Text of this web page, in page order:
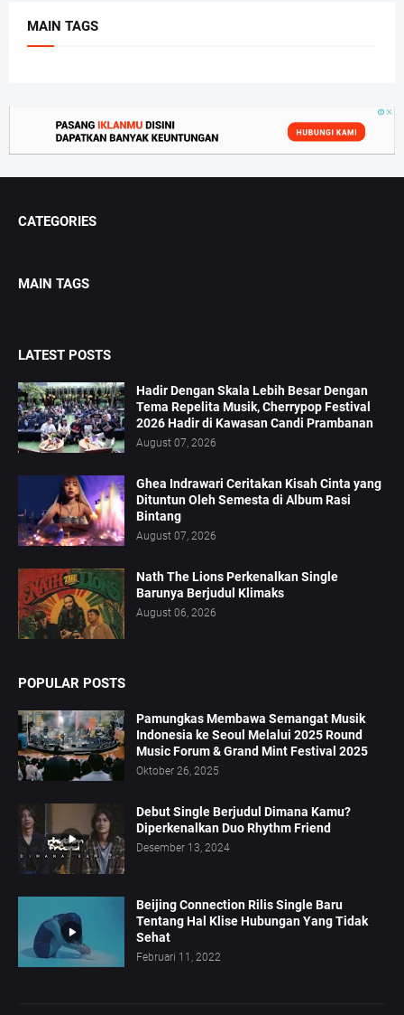
MAIN TAGS
CATEGORIES
MAIN TAGS
LATEST POSTS
Hadir Dengan Skala Lebih Besar Dengan
Tema Repelita Musik, Cherrypop Festival
2026 Hadir di Kawasan Candi Prambanan
August 07, 2026
Ghea Indrawari Ceritakan Kisah Cinta yang
Dituntun Oleh Semesta di Album Rasi
Bintang
August 07, 2026
Nath The Lions Perkenalkan Single
Barunya Berjudul Klimaks
August 06, 2026
POPULAR POSTS
Pamungkas Membawa Semangat Musik
Indonesia ke Seoul Melalui 2025 Round
Music Forum & Grand Mint Festival 2025
Oktober 26, 2025
Debut Single Berjudul Dimana Kamu?
Diperkenalkan Duo Rhythm Friend
Desember 13, 2024
Beijing Connection Rilis Single Baru
Tentang Hal Klise Hubungan Yang Tidak
Sehat
Februari 11, 2022